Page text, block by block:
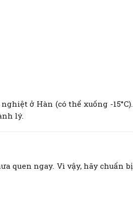
ở Hàn (có thể xuống -15°C).
lý.
quen ngay. Vì vậy, hãy chuẩn bị